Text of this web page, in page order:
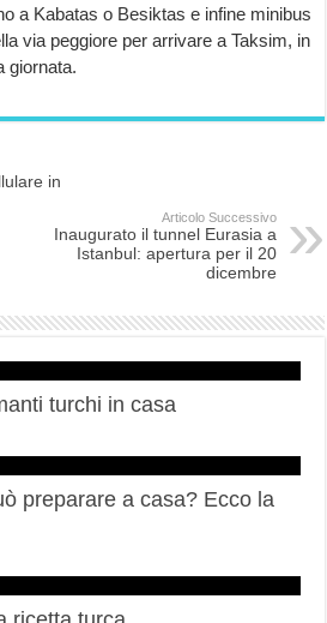
a Kabatas o Besiktas e infine minibus
via peggiore per arrivare a Taksim, in
giornata.
in
Articolo Successivo
Inaugurato il tunnel Eurasia a
Istanbul: apertura per il 20
dicembre
turchi in casa
preparare a casa? Ecco la